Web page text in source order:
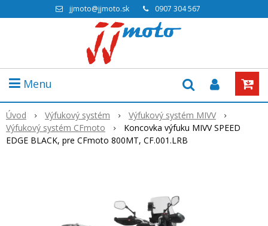
jjmoto@jjmoto.sk 0907 304 567
Menu
Úvod Výfukový systém
Výfukový systém MIVV
Výfukový systém CFmoto
Koncovka výfuku MIVV SPEED
EDGE BLACK, pre CFmoto 800MT, CF.001.LRB